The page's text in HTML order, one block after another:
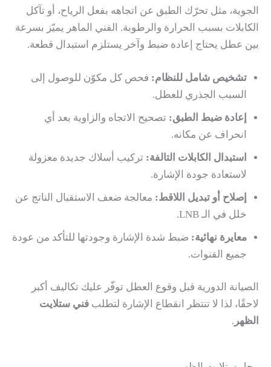
الجوية، مثل تحرّك الطبق عن اتجاهه بفعل الرياح، أو تآكل
الكابلات بسبب الحرارة والرطوبة. الفني الماهر يميّز بسرعة
بين عطل يحتاج إعادة ضبط وآخر يستلزم استبدال قطعة.
تشخيص شامل للنظام: فحص كل مكوّن للوصول إلى
السبب الجذري للعطل.
إعادة ضبط الطبق: تصحيح الاتجاه والزاوية بعد أي
انحراف عن مكانه.
استبدال الكابلات التالفة: تركيب أسلاك جديدة معزولة
لاستعادة جودة الإشارة.
إصلاح أو تبديل اللاقط: معالجة ضعف الاستقبال الناتج عن
خلل في الـ LNB.
معايرة نهائية: ضبط شدة الإشارة وجودتها للتأكد من عودة
جميع القنوات.
الصيانة الدورية قبل وقوع العطل توفّر عليك تكاليف أكبر
لاحقًا، لذا لا تنتظر انقطاع الإشارة لتطلب فني ستلايت
الظهر .